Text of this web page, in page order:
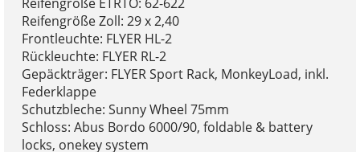
Reifengröße Zoll: 29 x 2,40
Frontleuchte: FLYER HL-2
Rückleuchte: FLYER RL-2
Gepäckträger: FLYER Sport Rack, MonkeyLoad, inkl.
Federklappe
Schutzbleche: Sunny Wheel 75mm
Schloss: Abus Bordo 6000/90, foldable & battery
locks, onekey system